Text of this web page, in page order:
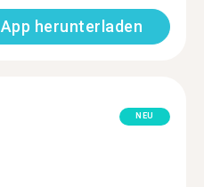
App herunterladen
NEU